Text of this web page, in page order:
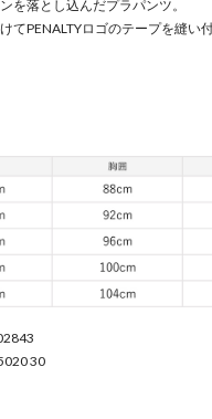
を落とし込んだプラパンツ。
てPENALTYロゴのテープを縫い
30